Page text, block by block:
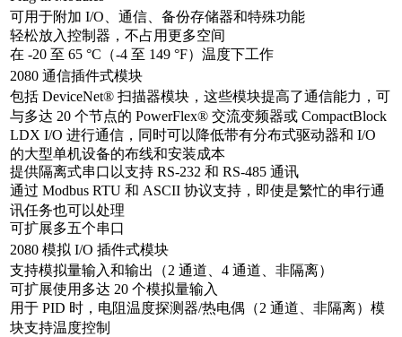
可用于附加 I/O、通信、备份存储器和特殊功能
轻松放入控制器，不占用更多空间
在 -20 至 65 °C（-4 至 149 °F）温度下工作
2080 通信插件式模块
包括 DeviceNet® 扫描器模块，这些模块提高了通信能力，可
与多达 20 个节点的 PowerFlex® 交流变频器或 CompactBlock
LDX I/O 进行通信，同时可以降低带有分布式驱动器和 I/O
的大型单机设备的布线和安装成本
提供隔离式串口以支持 RS-232 和 RS-485 通讯
通过 Modbus RTU 和 ASCII 协议支持，即使是繁忙的串行通
讯任务也可以处理
可扩展多五个串口
2080 模拟 I/O 插件式模块
支持模拟量输入和输出（2 通道、4 通道、非隔离）
可扩展使用多达 20 个模拟量输入
用于 PID 时，电阻温度探测器/热电偶（2 通道、非隔离）模
块支持温度控制